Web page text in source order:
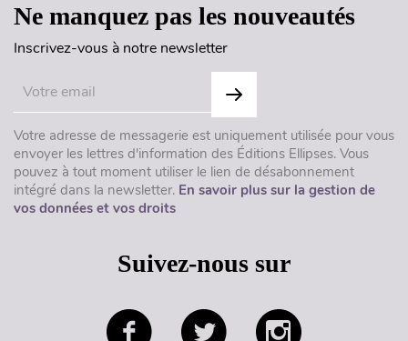
Ne manquez pas les nouveautés
Inscrivez-vous à notre newsletter
Votre adresse de messagerie est uniquement utilisée pour vous
envoyer les lettres d'information des Éditions Ellipses. Vous
pouvez à tout moment utiliser le lien de désabonnement
intégré dans la newsletter. En savoir plus sur la gestion de
vos données et vos droits
Suivez-nous sur